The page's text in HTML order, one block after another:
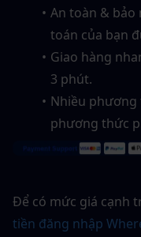
An toàn &
toán của bạn
Giao hàng
3 phút.
Nhiều phương
phương thức
Để có mức giá cạnh
tiền đăng nhập